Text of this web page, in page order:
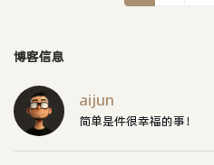
博客信息
aijun
简单是件很幸福的事！